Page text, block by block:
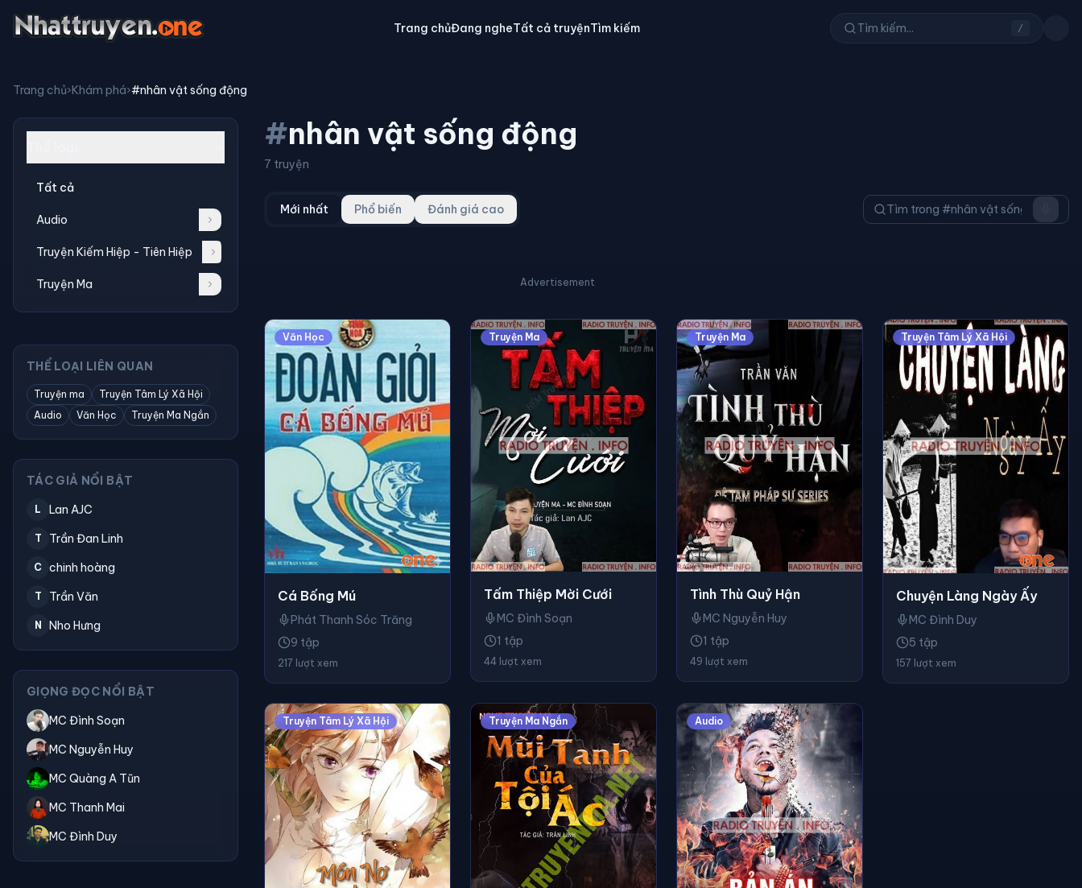
Trang chủĐang ngheTất cả truyệnTìm kiếm /
Trang chủ›Khám phá›#nhân vật sống động
Tất cả
Audio
Truyện Kiếm Hiệp - Tiên Hiệp
Truyện Ma
THỂ LOẠI LIÊN QUAN
Truyện ma
Truyện Tâm Lý Xã Hội
Audio
Văn Học Truyện Ma Ngắn
TÁC GIẢ NỔI BẬT
L Lan AJC
T Trần Đan Linh
C chinh hoàng
T Trần Văn
N Nho Hưng
GIỌNG ĐỌC NỔI BẬT
MC Đình Soạn
MC Nguyễn Huy
MC Quàng A Tũn
MC Thanh Mai
MC Đình Duy
#nhân vật sống động
7 truyện
Mới nhất Phổ biến Đánh giá cao
Advertisement
Văn Học
Cá Bống Mú
Phát Thanh Sóc Trăng
9 tập
217 lượt xem
Truyện Ma
Tấm Thiệp Mời Cưới
MC Đình Soạn
1 tập
44 lượt xem
Truyện Ma
Tình Thù Quỷ Hận
MC Nguyễn Huy
1 tập
49 lượt xem
Truyện Tâm Lý Xã Hội
Chuyện Làng Ngày Ấy
MC Đình Duy
5 tập
157 lượt xem
Truyện Tâm Lý Xã Hội Truyện Ma Ngắn Audio